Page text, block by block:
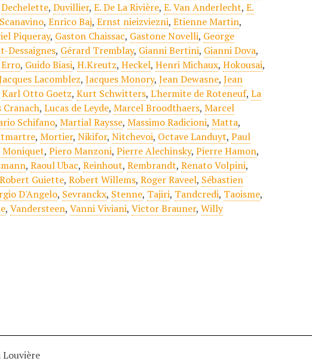
Dechelette,Duvillier,E. De La Rivière,E. Van Anderlecht,E.
,Enrico Baj,Ernst nieizviezni,Etienne Martin,
Piqueray, Gaston Chaissac, Gastone Novelli, George
Dessaignes, Gérard Tremblay, Gianni Bertini, Gianni Dova,
, Guido Biasi,H.Kreutz,Heckel,Henri Michaux,Hokousai,
Lacomblez,Jacques Monory,Jean Dewasne,Jean
Karl Otto Goetz,Kurt Schwitters,L'hermite de Roteneuf,La
Cranach,Lucas de Leyde,Marcel Broodthaers,Marcel
Schifano,Martial Raysse,Massimo Radicioni,Matta,
,Mortier,Nikifor,Nitchevoi, Octave Landuyt,Paul
,Piero Manzoni,Pierre Alechinsky,Pierre Hamon,
,Raoul Ubac,Reinhout,Rembrandt,Renato Volpini,
Robert Guiette,Robert Willems,Roger Raveel, Sébastien
D'Angelo, Sevranckx, Stenne, Tajiri, Tandcredi, Taoisme,
,Vandersteen,Vanni Viviani,Victor Brauner,Willy
Louvière